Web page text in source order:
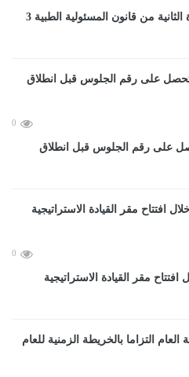
الحكومة: مد المدة المحددة بالمادة الثانية من قانون المسئولية الطبية 3
0
على رقم الجلوس قبل انطلاق
0
مقر القيادة الاستراتيجية